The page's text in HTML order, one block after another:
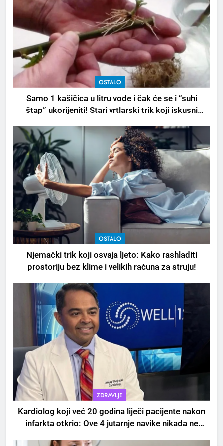
OSTALO
Samo 1 kašičica u litru vode i čak će se i “suhi
štap” ukorijeniti! Stari vrtlarski trik koji iskusni
OSTALO
Njemački trik koji osvaja ljeto: Kako rashladiti
prostoriju bez klime i velikih računa za struju!
ZDRAVLJE
Kardiolog koji već 20 godina liječi pacijente nakon
infarkta otkrio: Ove 4 jutarnje navike nikada ne
Čaj od lovora i cimeta – prirodni
napitak za svakodnevnu rutinu
OSTALO
6
ČISTAČ JETRE: Uzmite gutljaj
na prazan stomak i crijeva će
raditi kao sat, zaboravit ćete na
loše varenje
OSTALO
7